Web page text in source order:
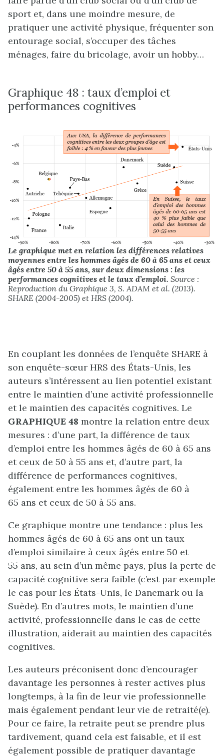
sport et, dans une moindre mesure, de
pratiquer une activité physique, fréquenter son
entourage social, s’occuper des tâches
ménages, faire du bricolage, avoir un hobby…
Graphique 48 : taux d’emploi et
performances cognitives
Le graphique met en relation les différences relatives
moyennes entre les hommes âgés de 60 à 65 ans et ceux
âgés entre 50 à 55 ans, sur deux dimensions : les
performances cognitives et le taux d’emploi. Source :
Reproduction du Graphique 3, S. ADAM et al. (2013).
SHARE (2004-2005) et HRS (2004).
En couplant les données de l’enquête SHARE à
son enquête-sœur HRS des États-Unis, les
auteurs s’intéressent au lien potentiel existant
entre le maintien d’une activité professionnelle
et le maintien des capacités cognitives. Le
GRAPHIQUE 48 montre la relation entre deux
mesures : d’une part, la différence de taux
d’emploi entre les hommes âgés de 60 à 65 ans
et ceux de 50 à 55 ans et, d’autre part, la
différence de performances cognitives,
également entre les hommes âgés de 60 à
65 ans et ceux de 50 à 55 ans.
Ce graphique montre une tendance : plus les
hommes âgés de 60 à 65 ans ont un taux
d’emploi similaire à ceux âgés entre 50 et
55 ans, au sein d’un même pays, plus la perte de
capacité cognitive sera faible (c’est par exemple
le cas pour les États-Unis, le Danemark ou la
Suède). En d’autres mots, le maintien d’une
activité, professionnelle dans le cas de cette
illustration, aiderait au maintien des capacités
cognitives.
Les auteurs préconisent donc d’encourager
davantage les personnes à rester actives plus
longtemps, à la fin de leur vie professionnelle
mais également pendant leur vie de retraité(e).
Pour ce faire, la retraite peut se prendre plus
tardivement, quand cela est faisable, et il est
également possible de pratiquer davantage